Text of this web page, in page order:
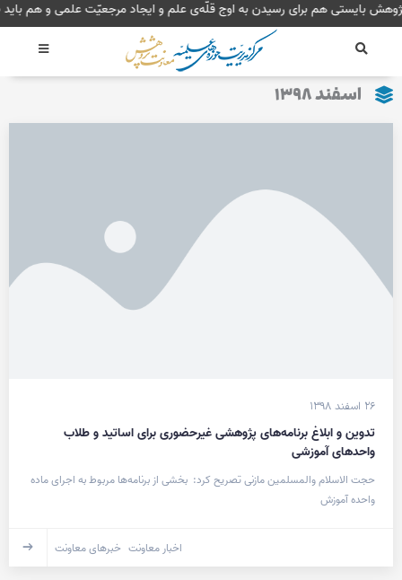
پرش
به
پژوهش بایستی هم برای رسیدن به اوج قلّه‌ی علم و ایجاد مرجعیّت علمی و هم
اسفند ۱۳۹۸
۲۶ اسفند ۱۳۹۸
تدوین و ابلاغ برنامه‌های پژوهشی غیرحضوری برای اساتید و طلاب
واحدهای آموزشی
حجت الاسلام والمسلمین مازنی تصریح کرد: بخشی از برنامه‌ها مربوط به اجرای ماده
واحده آموزش
اخبار معاونت خبرهای معاونت